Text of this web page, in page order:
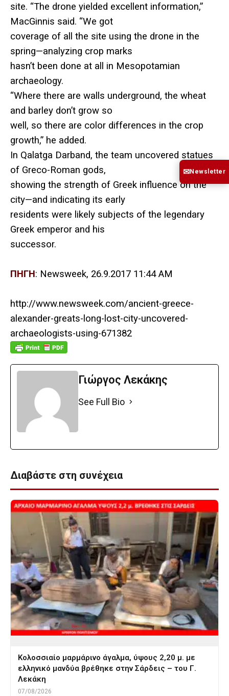
site. “The drone yielded excellent information,”
MacGinnis said. “We got
coverage of all the site using the drone in the
spring—analyzing crop marks
hasn’t been done at all in Mesopotamian
archaeology.
“Where there are walls underground, the wheat
and barley don’t grow so
well, so there are color differences in the crop
growth,” he added.
In Qalatga Darband, the team uncovered statues
of Greco-Roman gods,
showing the strength of Greek influence on the
city—and indicating its early
residents were likely subjects of the legendary
Greek emperor and his
successor.
ΠΗΓΗ: Newsweek, 26.9.2017 11:44 AM
http://www.newsweek.com/ancient-greece-
alexander-greats-long-lost-city-uncovered-
archaeologists-using-671382
Γιώργος Λεκάκης
See Full Bio
Διαβάστε στη συνέχεια
Κολοσσιαίο μαρμάρινο άγαλμα, ύψους 2,20 μ. με
ελληνικό μανδύα βρέθηκε στην Σάρδεις – του Γ.
Λεκάκη
07/08/2026
✉Newsletter